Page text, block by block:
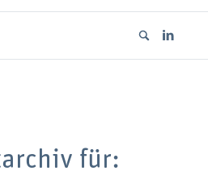
für: